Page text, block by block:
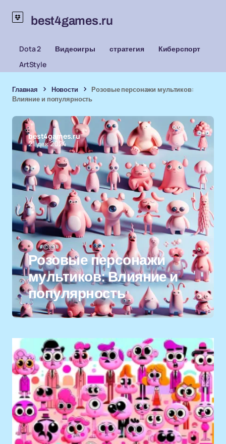
best4games.ru
Dota 2 Видеоигры стратегия
Киберспорт
ArtStyle
Главная Новости
Розовые персонажи мультиков:
Влияние и популярность
best4games.ru
21 дек 2024
Розовые персонажи
мультиков: Влияние и
популярность